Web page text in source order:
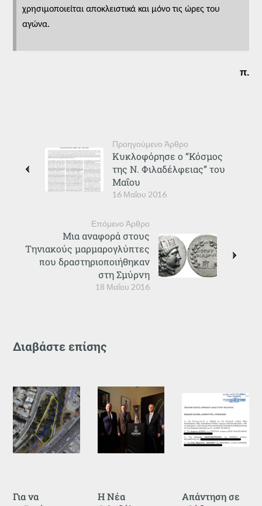
χρησιμοποιείται αποκλειστικά και μόνο τις ώρες του
αγώνα.
π.
Προηγούμενο Άρθρο
16 Μαΐου 2016
Κυκλοφόρησε ο “Κόσμος
της Ν. Φιλαδέλφειας” του
Μαΐου
Επόμενο Άρθρο
18 Μαΐου 2016
Μια αναφορά στους
Τηνιακούς μαρμαρογλύπτες
που δραστηριοποιήθηκαν
στη Σμύρνη
Διαβάστε επίσης
Για να
Η Νέα
Απάντηση σε